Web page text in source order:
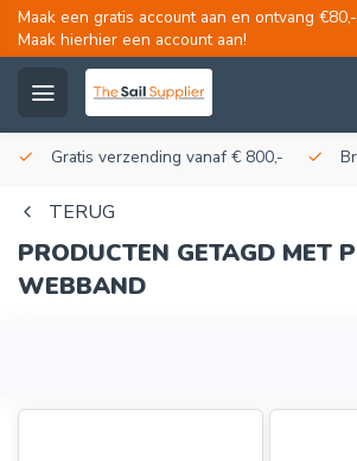
Maak een gratis account aan en ontvang
Maak hierhier een account aan!
Gratis verzending vanaf € 800,-
TERUG
PRODUCTEN GETAGD MET
WEBBAND